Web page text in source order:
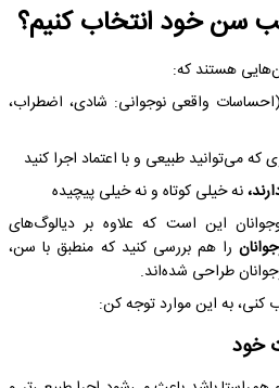
سن خود انتخاب کنیم؟
هستند که:
(احساسات واقعی نوجوانی: شادی، اضطراب،
که می‌توانید طبیعی و با اعتماد اجرا کنید
نه خیلی کوتاه و نه خیلی پیچیده
این است که علاوه بر دیالوگ‌های
را هم بررسی کنید که منطبق با سن،
طراحی شده‌اند.
کنی، به این موارد توجه کن: